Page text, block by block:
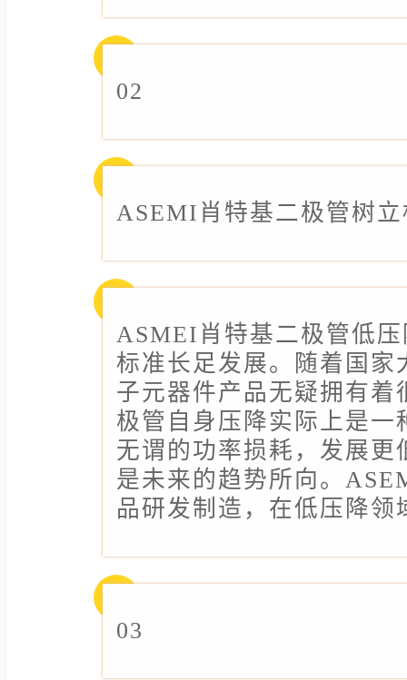
02
ASEMI肖特基二极管树
ASMEI肖特基二极管低
标准长足发展。随着国
子元器件产品无疑拥有
极管自身压降实际上是
无谓的功率损耗，发展
是未来的趋势所向。
品研发制造，在低压降
03